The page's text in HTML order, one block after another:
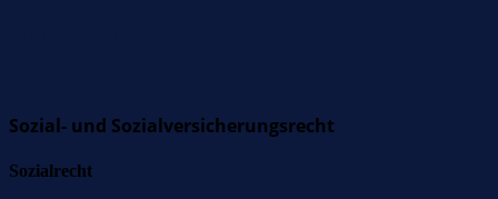
Sozial- und Sozialversicherungsrecht
Sozialrecht